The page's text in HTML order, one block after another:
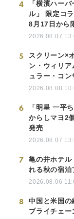
4
「横濱ハー
ル」 限定コ
8月17日から
2026.08.07
5
スクリーン×
ン・ウィリ
ュラー・コン
2026.08.08
6
「明星 一平
からしマヨ2
発売
2026.08.07
7
亀の井ホテ
れる秋の宿泊
2026.08.06
8
中国と米国の
プライチェ